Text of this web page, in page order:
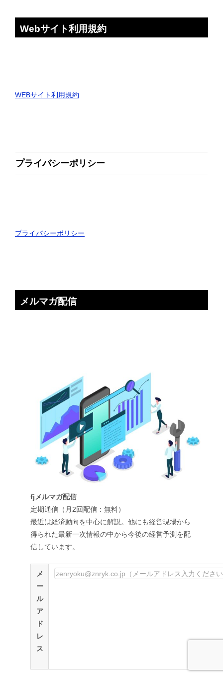
Webサイト利用規約
WEBサイト利用規約
プライバシーポリシー
プライバシーポリシー
メルマガ配信
fjメルマガ配信
定期通信（月2回配信：無料）
最近は経済動向を中心に解説。他にも経営現場から
得られた最新一次情報の中から今後の経営予測を配
信しています。
メ
ー
ル
ア
ド
レ
ス